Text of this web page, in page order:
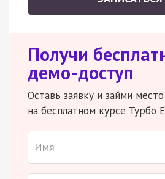
Получи
демо-доступ
Оставь заявку и займи место
на бесплатном курсе Турбо